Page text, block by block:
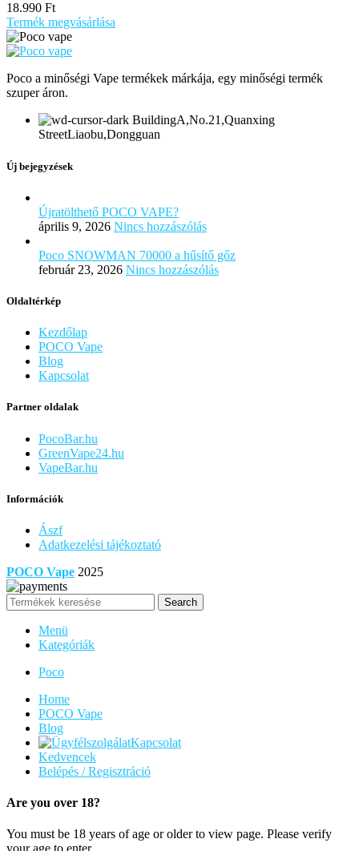
18.990 Ft
Termék megvásárlása
Poco a minőségi Vape termékek márkája, egy minőségi termék
szuper áron.
BuildingA,No.21,Quanxing
StreetLiaobu,Dongguan
Új bejegyzések
Újratölthető POCO VAPE?
április 9, 2026 Nincs hozzászólás
Poco SNOWMAN 70000 a hűsítő gőz
február 23, 2026 Nincs hozzászólás
Oldaltérkép
Kezdőlap
POCO Vape
Blog
Kapcsolat
Partner oldalak
PocoBar.hu
GreenVape24.hu
VapeBar.hu
Információk
Ászf
Adatkezelési tájékoztató
POCO Vape 2025
Search
Menü
Kategóriák
Poco
Home
POCO Vape
Blog
Kapcsolat
Kedvencek
Belépés / Regisztráció
Are you over 18?
You must be 18 years of age or older to view page. Please verify